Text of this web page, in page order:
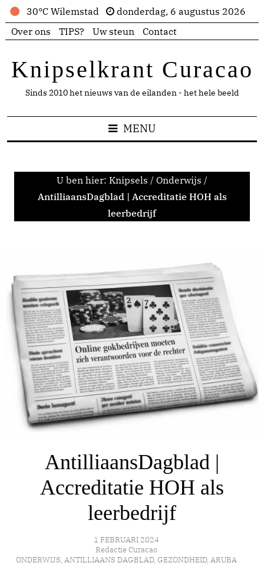
30°C Wilemstad
donderdag, 6 augustus 2026
Over ons
TIPS? Uw steun Contact
Knipselkrant Curacao
Sinds 2010 het nieuws van de eilanden - het hele beeld
MENU
U ben hier: Knipsels / Onderwijs /
AntilliaansDagblad | Accreditatie HOH als
leerbedrijf
AntilliaansDagblad |
Accreditatie HOH als
leerbedrijf
1 FEBRUARI 2024
Redactie Curacao
ONDERWIJS, ANTILLIAANS DAGBLAD, GEZONDHEID, ARUBA